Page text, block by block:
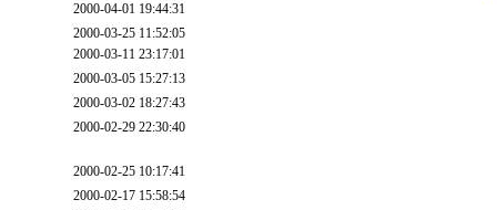
2000-04-01 19:44:31
2000-03-25 11:52:05
2000-03-11 23:17:01
2000-03-05 15:27:13
2000-03-02 18:27:43
2000-02-29 22:30:40
2000-02-25 10:17:41
2000-02-17 15:58:54